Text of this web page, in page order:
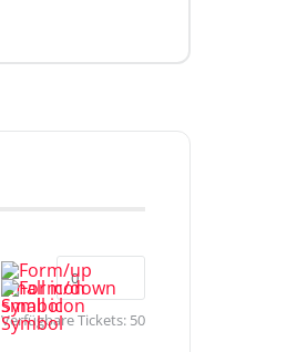
Verfügbare Tickets: 50